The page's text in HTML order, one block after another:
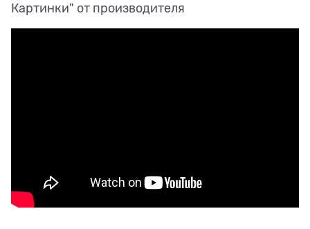
Картинки" от производителя